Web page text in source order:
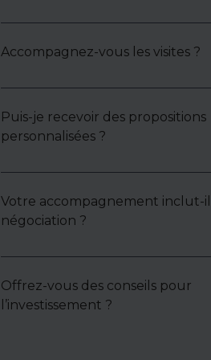
Accompagnez-vous les visites ?
Puis-je recevoir des propositions
personnalisées ?
Votre accompagnement inclut-
négociation ?
Offrez-vous des conseils pour
l’investissement ?